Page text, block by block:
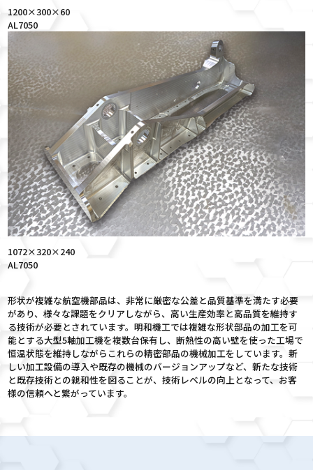
1200×300×60
AL7050
1072×320×240
AL7050
形状が複雑な航空機部品は、非常に厳密な公差と品質基準を満たす必要
があり、様々な課題をクリアしながら、高い生産効率と高品質を維持す
る技術が必要とされています。明和機工では複雑な形状部品の加工を可
能とする大型5軸加工機を複数台保有し、断熱性の高い壁を使った工場で
恒温状態を維持しながらこれらの精密部品の機械加工をしています。新
しい加工設備の導入や既存の機械のバージョンアップなど、新たな技術
と既存技術との親和性を図ることが、技術レベルの向上となって、お客
様の信頼へと繋がっています。